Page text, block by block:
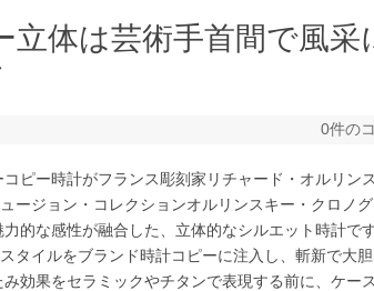
体は芸術手首間で風采
0件の
ピー時計がフランス彫刻家リチャード・オルリン
ージョン・コレクションオルリンスキー・クロノ
的な感性が融合した、立体的なシルエット時計で
タイルをブランド時計コピーに注入し、斬新で大
効果をセラミックやチタンで表現する前に、ケー